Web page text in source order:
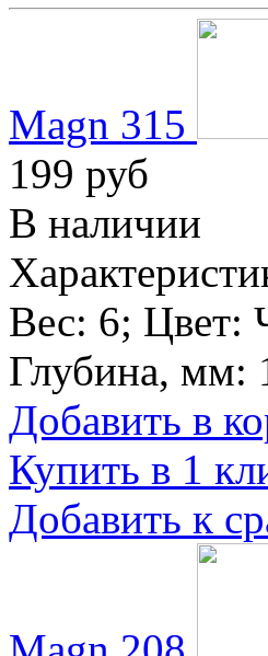
Magn 315
199 руб
В наличии
Вес: 6; Цвет:
Глубина, мм:
Добавить в
Купить в 1
Добавить к